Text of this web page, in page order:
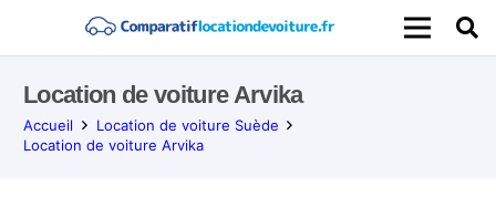
Location de voiture Arvika
Accueil
Location de voiture Suède
Location de voiture Arvika